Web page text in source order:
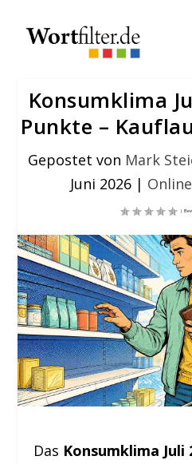
Konsumklima
Punkte –
Gepostet von Mark
Juni 2026|
Das Konsumklima Juli